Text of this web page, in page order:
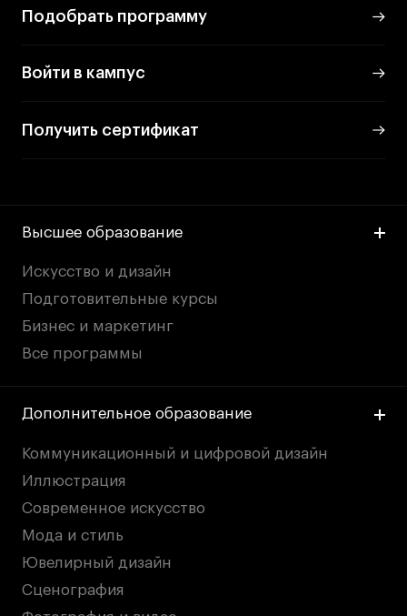
Подобрать программу
Войти в кампус
Получить сертификат
Высшее образование
Искусство и дизайн
Подготовительные курсы
Бизнес и маркетинг
Все программы
Дополнительное образование
Коммуникационный и цифровой дизайн
Иллюстрация
Современное искусство
Мода и стиль
Ювелирный дизайн
Сценография